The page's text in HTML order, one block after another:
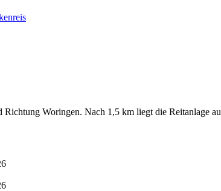
Woringen. Nach 1,5 km liegt die Reitanlage